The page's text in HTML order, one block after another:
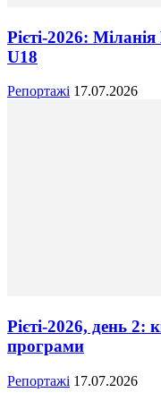
Рієті-2026:
U18
Репортажі 17.07.2026
Рієті-2026, день 2:
програми
Репортажі 17.07.2026